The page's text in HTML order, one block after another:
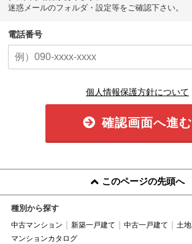
迷惑メールのフォルダ・設定等をご確認下さい。
電話番号
個人情報保護方針について
確認画面へ進む
このページの先頭へ
種別から探す
中古マンション 新築一戸建て 中古一戸建て
土地
マンションカタログ